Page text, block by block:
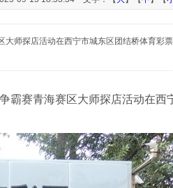
探店活动在西宁市城东区团结桥体育彩
霸赛青海赛区大师探店活动在